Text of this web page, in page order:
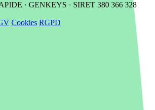
· GENKEYS · SIRET 380 366 328
Cookies RGPD